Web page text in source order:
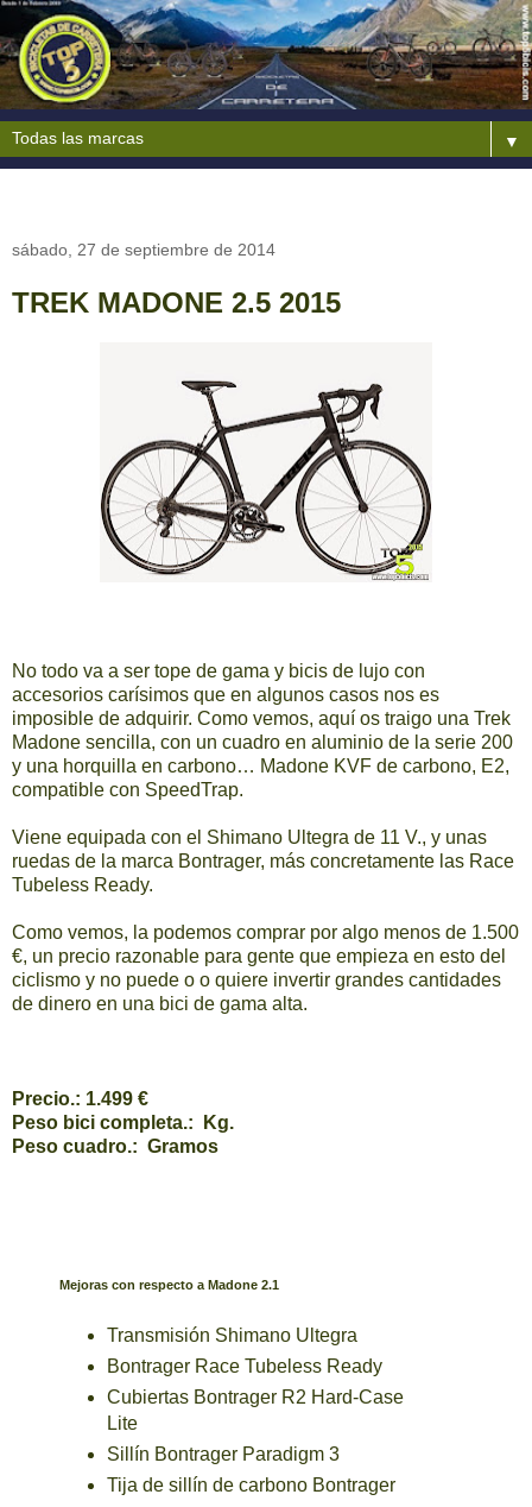
▼
sábado, 27 de septiembre de 2014
TREK MADONE 2.5 2015
No todo va a ser tope de gama y bicis de lujo con
accesorios carísimos que en algunos casos nos es
imposible de adquirir. Como vemos, aquí os traigo una Trek
Madone sencilla, con un cuadro en aluminio de la serie 200
y una horquilla en carbono… Madone KVF de carbono, E2,
compatible con SpeedTrap.
Viene equipada con el Shimano Ultegra de 11 V., y unas
ruedas de la marca Bontrager, más concretamente las Race
Tubeless Ready.
Como vemos, la podemos comprar por algo menos de 1.500
€, un precio razonable para gente que empieza en esto del
ciclismo y no puede o o quiere invertir grandes cantidades
de dinero en una bici de gama alta.
Precio.: 1.499 €
Peso bici completa.: Kg.
Peso cuadro.: Gramos
Mejoras con respecto a Madone 2.1
Transmisión Shimano Ultegra
Bontrager Race Tubeless Ready
Cubiertas Bontrager R2 Hard-Case
Lite
Sillín Bontrager Paradigm 3
Tija de sillín de carbono Bontrager